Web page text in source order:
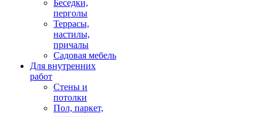
Беседки,
перголы
Террасы,
настилы,
причалы
Садовая мебель
Для внутренних
работ
Стены и
потолки
Пол, паркет,